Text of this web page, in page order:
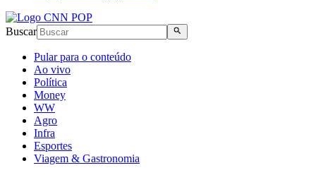
Buscar
Pular para o conteúdo
Ao vivo
Política
Money
WW
Agro
Infra
Esportes
Viagem & Gastronomia